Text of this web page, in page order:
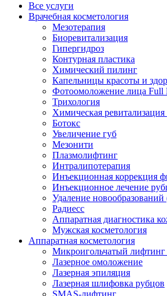
Все услуги
Врачебная косметология
Мезотерапия
Биоревитализация
Гипергидроз
Контурная пластика
Химический пилинг
Капельницы красоты и
Фотоомоложение лица Full
Трихология
Химическая
Ботокс
Увеличение губ
Мезонити
Плазмолифтинг
Интралипотерапия
Инъекционная коррекция
Инъекционное лечение
Удаление
Радиесс
Аппаратная диагностика
Мужская косметология
Аппаратная косметология
Микроигольчатый лифтинг
Лазерное омоложение
Лазерная эпиляция
Лазерная шлифовка рубцов
SMAS-лифтинг